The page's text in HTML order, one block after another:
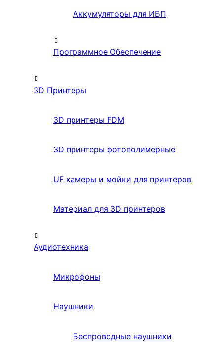
Аккумуляторы для ИБП
Программное Обеспечение
3D Принтеры
3D принтеры FDM
3D принтеры фотополимерные
UF камеры и мойки для принтеров
Материал для 3D принтеров
Аудиотехника
Микрофоны
Наушники
Беспроводные наушники